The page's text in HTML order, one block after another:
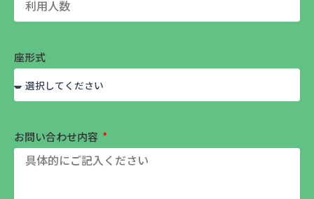
座形式
お問い合わせ内容